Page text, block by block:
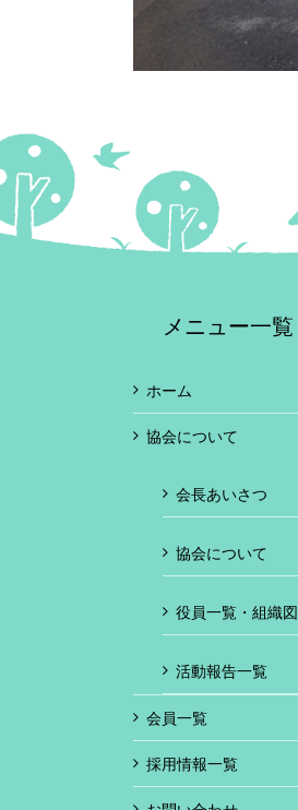
メニュー一覧
ホーム
協会について
会長あいさつ
協会について
役員一覧・組織図
活動報告一覧
会員一覧
採用情報一覧